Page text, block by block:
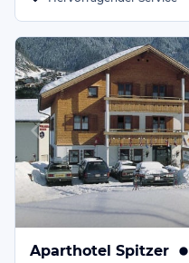
Aparthotel Spitzer